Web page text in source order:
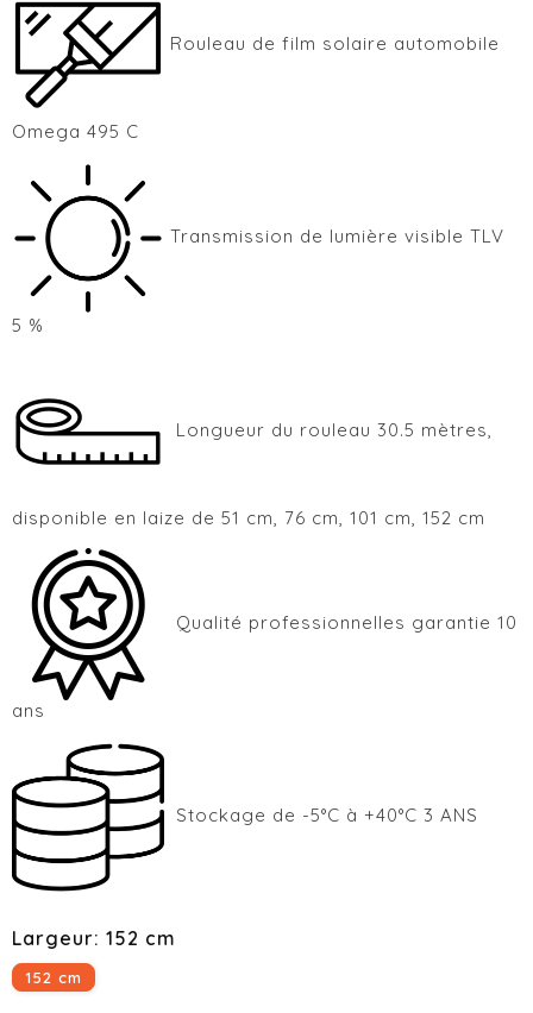
Rouleau de film solaire automobile
Omega 495 C
Transmission de lumière visible TLV
5 %
Longueur du rouleau 30.5 mètres,
disponible en laize de 51 cm, 76 cm, 101 cm, 152 cm
Qualité professionnelles garantie 10
ans
Stockage de -5°C à +40°C 3 ANS
Largeur: 152 cm
152 cm